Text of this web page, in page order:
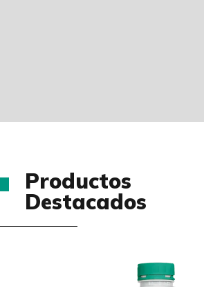
Productos
Destacados